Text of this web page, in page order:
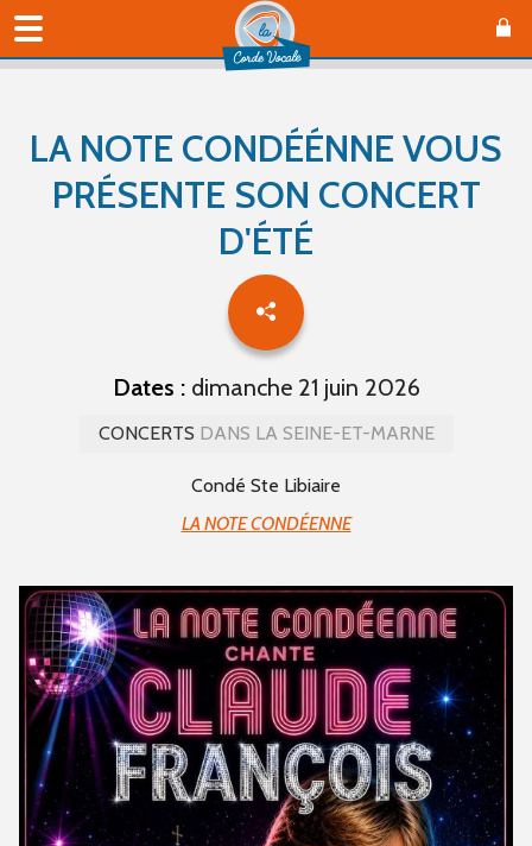
LA NOTE CONDÉÉNNE VOUS
PRÉSENTE SON CONCERT
D'ÉTÉ
Dates :dimanche 21 juin 2026
CONCERTS DANS LA SEINE-ET-MARNE
Condé Ste Libiaire
LA NOTE CONDÉENNE